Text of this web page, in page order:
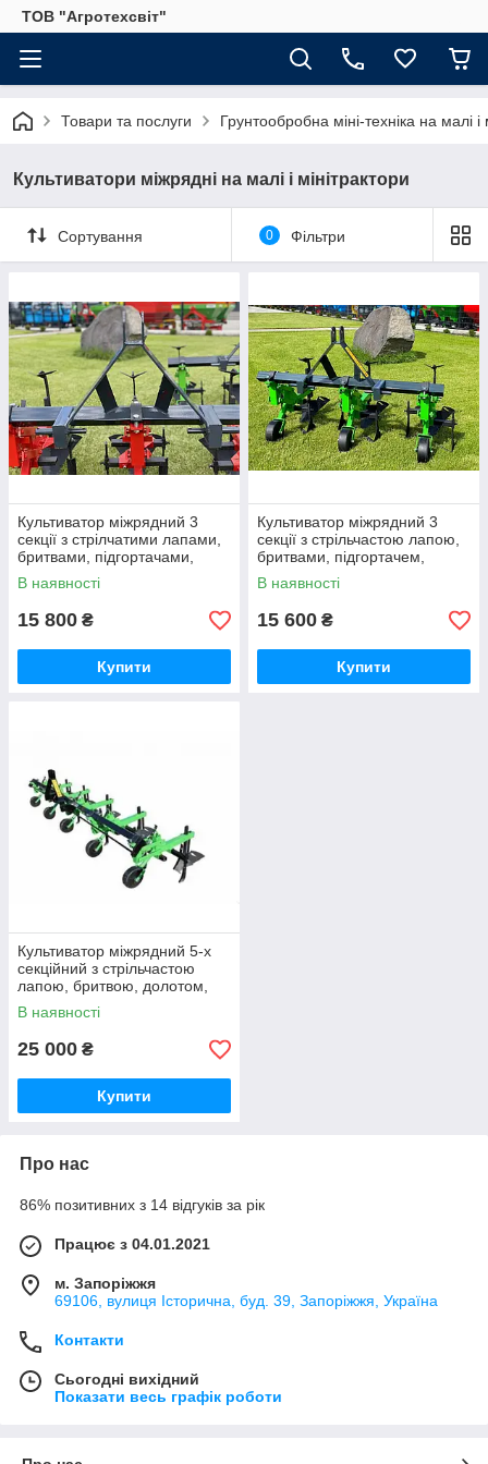
ТОВ "Агротехсвіт"
Товари та послуги Грунтообробна міні-техніка на малі і
Культиватори міжрядні на малі і мінітрактори
Сортування 0 Фільтри
Культиватор міжрядний 3
секції з стрілчатими лапами,
бритвами, підгортачами,
окучник польський
В наявності
15 800 ₴
Купити
Культиватор міжрядний 3
секції з стрільчастою лапою,
бритвами, підгортачем,
окучник польський
В наявності
15 600 ₴
Купити
Культиватор міжрядний 5-х
секційний з стрільчастою
лапою, бритвою, долотом,
підгортач, окучник польський
В наявності
25 000 ₴
Купити
Про нас
86% позитивних з 14 відгуків за рік
Працює з 04.01.2021
м. Запоріжжя
69106, вулиця Історична, буд. 39, Запоріжжя, Україна
Контакти
Сьогодні вихідний
Показати весь графік роботи